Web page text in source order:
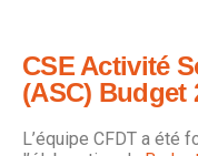
CSE Activité
(ASC) Budget
L’équipe CFDT a été